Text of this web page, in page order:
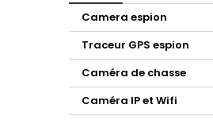
Camera espion
Traceur GPS espion
Caméra de chasse
Caméra IP et Wifi